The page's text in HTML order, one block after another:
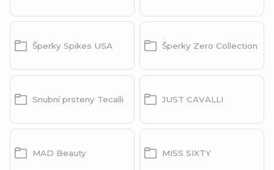
Šperky Spikes USA Šperky Zero Collection
Snubní prsteny Tecalli JUST CAVALLI
MAD Beauty MISS SIXTY